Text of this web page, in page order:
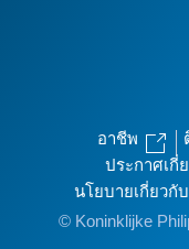
อาชีพ
ประกาศเกี่
นโยบายเกี่ยวกั
© Koninklijke